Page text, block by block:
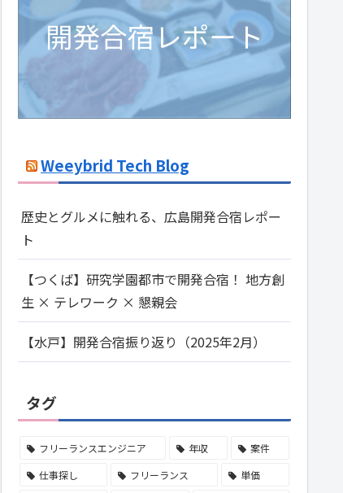
Weeybrid Tech Blog
歴史とグルメに触れる、広島開発合宿レポー
ト
【つくば】研究学園都市で開発合宿！ 地方創
生 × テレワーク × 懇親会
【水戸】開発合宿振り返り（2025年2月）
タグ
フリーランスエンジニア 年収
案件
仕事探し
フリーランス
単価